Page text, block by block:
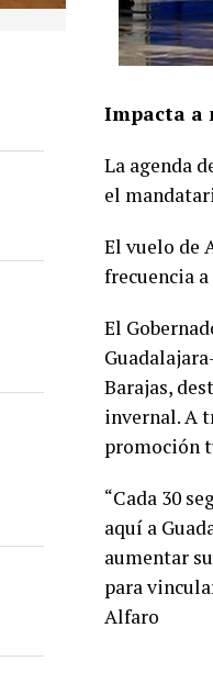
Impacta a
La agenda
el
El vuelo de
frecuencia
El
Barajas,
invernal. A
promoción
“Cada 30
aquí a
aumentar
para
Alfaro